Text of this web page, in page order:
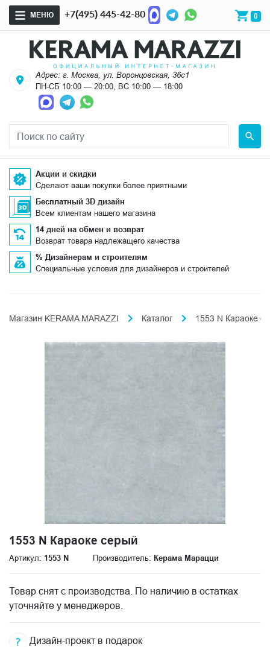
МЕНЮ +7(495) 445-42-80 0
Адрес: г. Москва, ул. Воронцовская, 36с1
ПН-СБ 10:00 — 20:00, ВС 10:00 — 18:00
Акции и скидки
Сделают ваши покупки более приятными
Бесплатный 3D дизайн
Всем клиентам нашего магазина
14 дней на обмен и возврат
Возврат товара надлежащего качества
% Дизайнерам и строителям
Специальные условия для дизайнеров и строителей
Магазин KERAMA MARAZZI Каталог 1553 N Караоке
1553 N Караоке серый
Артикул: 1553 N Производитель: Керама Марацци
Товар снят с производства. По наличию в остатках
уточняйте у менеджеров.
Дизайн-проект в подарок